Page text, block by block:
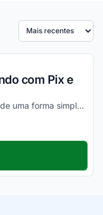
Ordenar por
com Pix e
Não fique de fora dessa e economize de uma forma simples agora mesmo!